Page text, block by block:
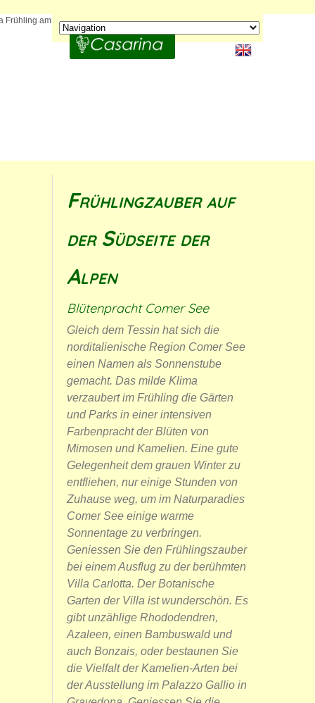
Frühlingzauber auf
der Südseite der
Alpen
Blütenpracht Comer See
Gleich dem Tessin hat sich die
norditalienische Region Comer See
einen Namen als Sonnenstube
gemacht. Das milde Klima
verzaubert im Frühling die Gärten
und Parks in einer intensiven
Farbenpracht der Blüten von
Mimosen und Kamelien. Eine gute
Gelegenheit dem grauen Winter zu
entfliehen, nur einige Stunden von
Zuhause weg, um im Naturparadies
Comer See einige warme
Sonnentage zu verbringen.
Geniessen Sie den Frühlingszauber
bei einem Ausflug zu der berühmten
Villa Carlotta. Der Botanische
Garten der Villa ist wunderschön. Es
gibt unzählige Rhododendren,
Azaleen, einen Bambuswald und
auch Bonzais, oder bestaunen Sie
die Vielfalt der Kamelien-Arten bei
der Ausstellung im Palazzo Gallio in